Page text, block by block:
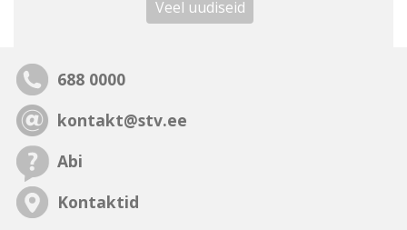
Veel uudiseid
688 0000
kontakt@stv.ee
Abi
Kontaktid